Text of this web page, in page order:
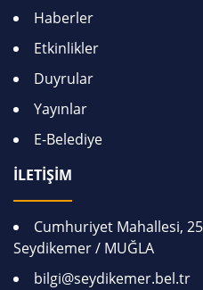
Haberler
Etkinlikler
Duyrular
Yayınlar
E-Belediye
İLETİŞİM
Cumhuriyet Mahallesi,
Seydikemer / MUĞLA
bilgi@seydikemer.bel.tr